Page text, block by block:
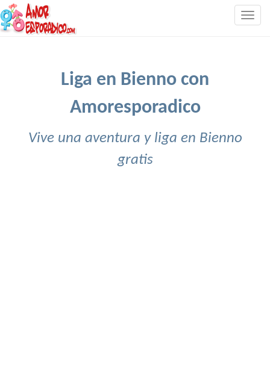
Liga en Bienno con
Amoresporadico
Vive una aventura y liga en Bienno
gratis